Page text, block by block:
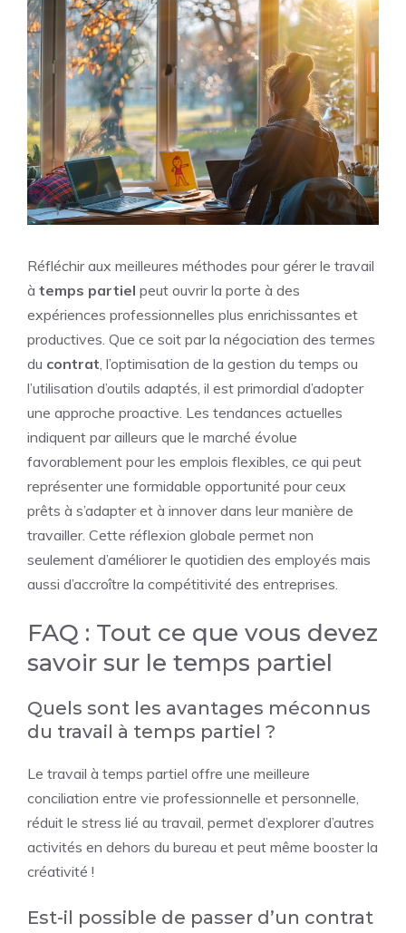
Réfléchir aux meilleures méthodes pour gérer le travail
à temps partiel peut ouvrir la porte à des
expériences professionnelles plus enrichissantes et
productives. Que ce soit par la négociation des termes
du contrat, l’optimisation de la gestion du temps ou
l’utilisation d’outils adaptés, il est primordial d’adopter
une approche proactive. Les tendances actuelles
indiquent par ailleurs que le marché évolue
favorablement pour les emplois flexibles, ce qui peut
représenter une formidable opportunité pour ceux
prêts à s’adapter et à innover dans leur manière de
travailler. Cette réflexion globale permet non
seulement d’améliorer le quotidien des employés mais
aussi d’accroître la compétitivité des entreprises.
FAQ : Tout ce que vous devez
savoir sur le temps partiel
Quels sont les avantages méconnus
du travail à temps partiel ?
Le travail à temps partiel offre une meilleure
conciliation entre vie professionnelle et personnelle,
réduit le stress lié au travail, permet d’explorer d’autres
activités en dehors du bureau et peut même booster la
créativité !
Est-il possible de passer d’un contrat